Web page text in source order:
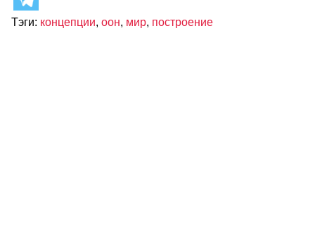
Тэги: концепции, оон, мир, построение